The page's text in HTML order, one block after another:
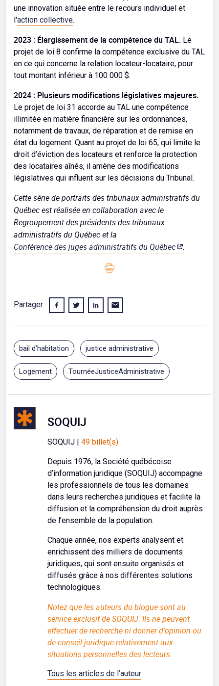
une innovation située entre le recours individuel et
l'action collective.
2023 : Élargissement de la compétence du TAL. Le
projet de loi 8 confirme la compétence exclusive du TAL
en ce qui concerne la relation locateur-locataire, pour
tout montant inférieur à 100 000 $.
2024 : Plusieurs modifications législatives majeures.
Le projet de loi 31 accorde au TAL une compétence
illimitée en matière financière sur les ordonnances,
notamment de travaux, de réparation et de remise en
état du logement. Quant au projet de loi 65, qui limite le
droit d’éviction des locateurs et renforce la protection
des locataires aînés, il amène des modifications
législatives qui influent sur les décisions du Tribunal.
Cette série de portraits des tribunaux administratifs du
Québec est réalisée en collaboration avec le
Regroupement des présidents des tribunaux
administratifs du Québec et la
Conférence des juges administratifs du Québec
.
Partager
bail d’habitation justice administrative
Logement TournéeJusticeAdministrative
SOQUIJ
SOQUIJ |49 billet(s)
Depuis 1976, la Société québécoise
d’information juridique (SOQUIJ) accompagne
les professionnels de tous les domaines
dans leurs recherches juridiques et facilite la
diffusion et la compréhension du droit auprès
de l’ensemble de la population.
Chaque année, nos experts analysent et
enrichissent des milliers de documents
juridiques, qui sont ensuite organisés et
diffusés grâce à nos différentes solutions
technologiques.
Notez que les auteurs du blogue sont au
service exclusif de SOQUIJ. Ils ne peuvent
effectuer de recherche ni donner d'opinion ou
de conseil juridique relativement aux
situations personnelles des lecteurs.
Tous les articles de l’auteur